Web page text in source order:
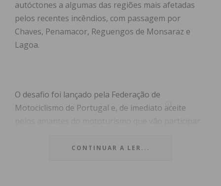
autóctones a algumas das regiões mais afetadas
pelos recentes incêndios, com passagem por
Chaves, Penamacor, Reguengos de Monsaraz e
Lagoa.
O desafio foi lançado pela Federação de
Motociclismo de Portugal e, de imediato aceite
tempo, em ações de reflorestação das áreas
CONTINUAR A LER...